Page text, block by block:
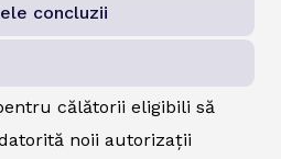
concluzii
călătorii eligibili să
noii autorizații